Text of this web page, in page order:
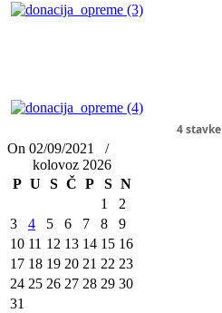
4 stavke
On 02/09/2021
/
kolovoz 2026
P U S Č P S N
1
2
3
4 5 6 7 8
9
10 11 12 13 14 15 16
17 18 19 20 21 22 23
24 25 26 27 28 29 30
31